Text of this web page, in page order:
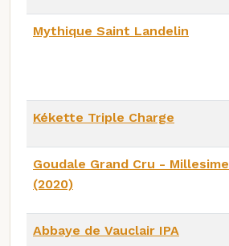
Mythique Saint Landelin
Kékette Triple Charge
Goudale Grand Cru - Millesime
(2020)
Abbaye de Vauclair IPA